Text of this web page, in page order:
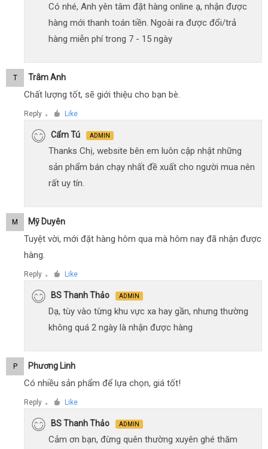
Có nhé, Anh yên tâm đặt hàng online ạ, nhận được
hàng mới thanh toán tiền. Ngoài ra được đổi/trả
hàng miễn phí trong 7 - 15 ngày
T Trâm Anh
Chất lượng tốt, sẽ giới thiệu cho bạn bè.
Reply ● Like
Cẩm Tú ADMIN
Thanks Chị, website bên em luôn cập nhật những
sản phẩm bán chạy nhất đề xuất cho người mua nên
rất uy tín.
M Mỹ Duyên
Tuyệt vời, mới đặt hàng hôm qua mà hôm nay đã nhận được
hàng.
Reply ● Like
BS Thanh Thảo ADMIN
Dạ, tùy vào từng khu vực xa hay gần, nhưng thường
không quá 2 ngày là nhận được hàng
P Phương Linh
Có nhiều sản phẩm để lựa chọn, giá tốt!
Reply ● Like
BS Thanh Thảo ADMIN
Cảm ơn bạn, đừng quên thường xuyên ghé thăm